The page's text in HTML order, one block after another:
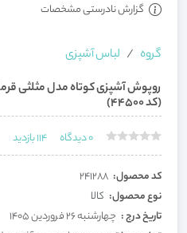
گزارش نادرستی مشخصات
گروه
لباس آشپزی
روپوش آشپزی کوتاه مدل مثلثی قرمز
(کد 44500)
0دیدگاه 114بازدید
کد محصول: 241288
نوع محصول: کالا
تاریخ درج : چهارشنبه 26 فروردین 1405